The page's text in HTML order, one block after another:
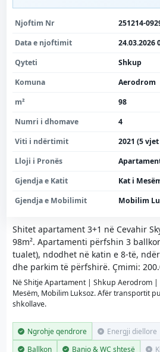
Shitet apartament 3+1 në Cevahir
98m². Apartamenti përfshin 3
tualet), ndodhet në katin e 8-të,
dhe parkim të përfshirë. Çmimi:
Në Shitje Apartament | Shkup Aerodrom |
Mesëm, Mobilim Luksoz. Afër transportit
shkollave.
Ngrohje qendrore Energji diellore
Ballkon
Banjo & WC shtesë
Njoftim Nr
251214-
Data e njoftimit
24.03.2026
Qyteti
Shkup
Komuna
Aerodrom
m²
98
Numri i dhomave
4
Viti i ndërtimit
2021 (5
Lloji i Pronës
Gjendja e Katit
Kat i
Gjendja e Mobilimit
Mobilim